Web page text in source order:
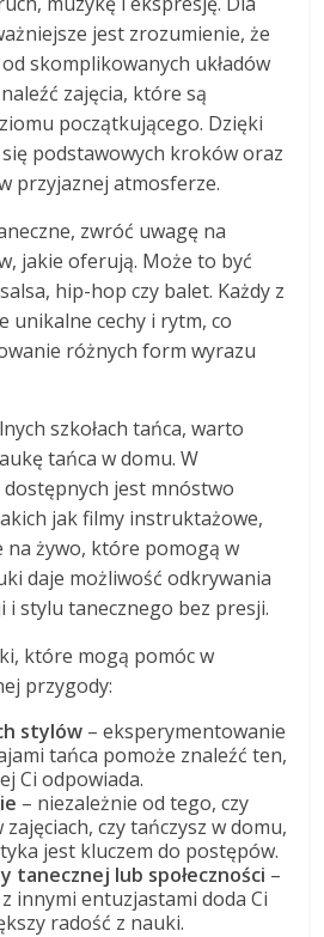
jest zrozumienie, że
skomplikowanych układów
zajęcia, które są
początkującego. Dzięki
podstawowych kroków oraz
przyjaznej atmosferze.
zwróć uwagę na
jakie oferują. Może to być
hip-hop czy balet. Każdy z
unikalne cechy i rytm, co
różnych form wyrazu
szkołach tańca, warto
tańca w domu. W
dostępnych jest mnóstwo
jak filmy instruktażowe,
na żywo, które pomogą w
daje możliwość odkrywania
i stylu tanecznego bez presji.
które mogą pomóc w
przygody:
stylów – eksperymentowanie
tańca pomoże znaleźć ten,
Ci odpowiada.
– niezależnie od tego, czy
zajęciach, czy tańczysz w domu,
jest kluczem do postępów.
tanecznej lub społeczności –
innymi entuzjastami doda Ci
radość z nauki.